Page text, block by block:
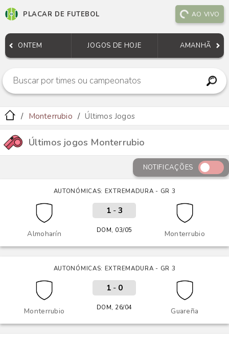
PLACAR DE FUTEBOL AO VIVO
ONTEM JOGOS DE HOJE AMANHÃ
Monterrubio Últimos Jogos
Últimos jogos Monterrubio
NOTIFICAÇÕES
AUTONÓMICAS: EXTREMADURA - GR 3
Almoharín Monterrubio
1- 3
DOM, 03/05
AUTONÓMICAS: EXTREMADURA - GR 3
Monterrubio Guareña
1- 0
DOM, 26/04